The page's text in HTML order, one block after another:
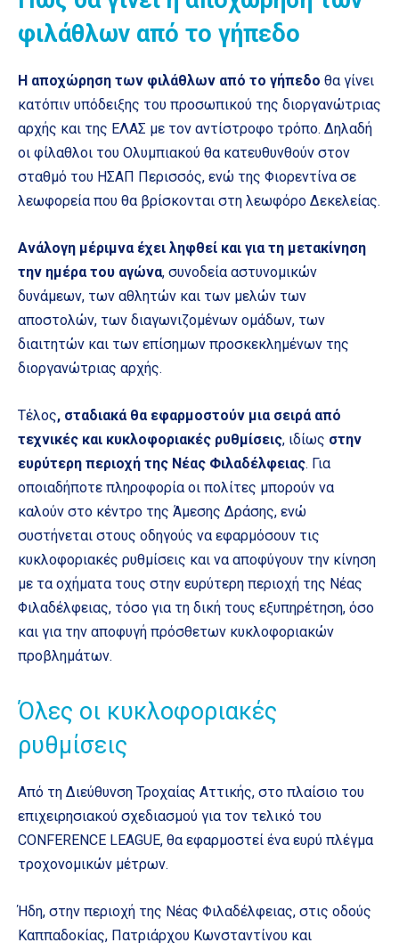
φιλάθλων από το γήπεδο
Η αποχώρηση των φιλάθλων από το γήπεδο θα γίνει
κατόπιν υπόδειξης του προσωπικού της διοργανώτριας
αρχής και της ΕΛΑΣ με τον αντίστροφο τρόπο. Δηλαδή
οι φίλαθλοι του Ολυμπιακού θα κατευθυνθούν στον
σταθμό του ΗΣΑΠ Περισσός, ενώ της Φιορεντίνα σε
λεωφορεία που θα βρίσκονται στη λεωφόρο Δεκελείας.
Ανάλογη μέριμνα έχει ληφθεί και για τη μετακίνηση
την ημέρα του αγώνα, συνοδεία αστυνομικών
δυνάμεων, των αθλητών και των μελών των
αποστολών, των διαγωνιζομένων ομάδων, των
διαιτητών και των επίσημων προσκεκλημένων της
διοργανώτριας αρχής.
Τέλος, σταδιακά θα εφαρμοστούν μια σειρά από
τεχνικές και κυκλοφοριακές ρυθμίσεις, ιδίως στην
ευρύτερη περιοχή της Νέας Φιλαδέλφειας. Για
οποιαδήποτε πληροφορία οι πολίτες μπορούν να
καλούν στο κέντρο της Άμεσης Δράσης, ενώ
συστήνεται στους οδηγούς να εφαρμόσουν τις
κυκλοφοριακές ρυθμίσεις και να αποφύγουν την κίνηση
με τα οχήματα τους στην ευρύτερη περιοχή της Νέας
Φιλαδέλφειας, τόσο για τη δική τους εξυπηρέτηση, όσο
και για την αποφυγή πρόσθετων κυκλοφοριακών
προβλημάτων.
Όλες οι κυκλοφοριακές
ρυθμίσεις
Από τη Διεύθυνση Τροχαίας Αττικής, στο πλαίσιο του
επιχειρησιακού σχεδιασμού για τον τελικό του
CONFERENCE LEAGUE, θα εφαρμοστεί ένα ευρύ πλέγμα
τροχονομικών μέτρων.
Ήδη, στην περιοχή της Νέας Φιλαδέλφειας, στις οδούς
Καππαδοκίας, Πατριάρχου Κωνσταντίνου και